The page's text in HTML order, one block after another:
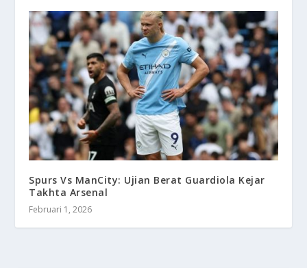
Spurs Vs ManCity: Ujian Berat Guardiola Kejar
Takhta Arsenal
Februari 1, 2026